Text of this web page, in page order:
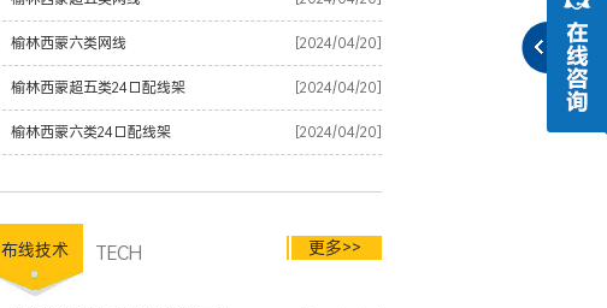
榆林西蒙六类网线 [2024/04/20]
榆林西蒙超五类24口配线架 [2024/04/20]
榆林西蒙六类24口配线架 [2024/04/20]
布线技术 TECH 更多>>